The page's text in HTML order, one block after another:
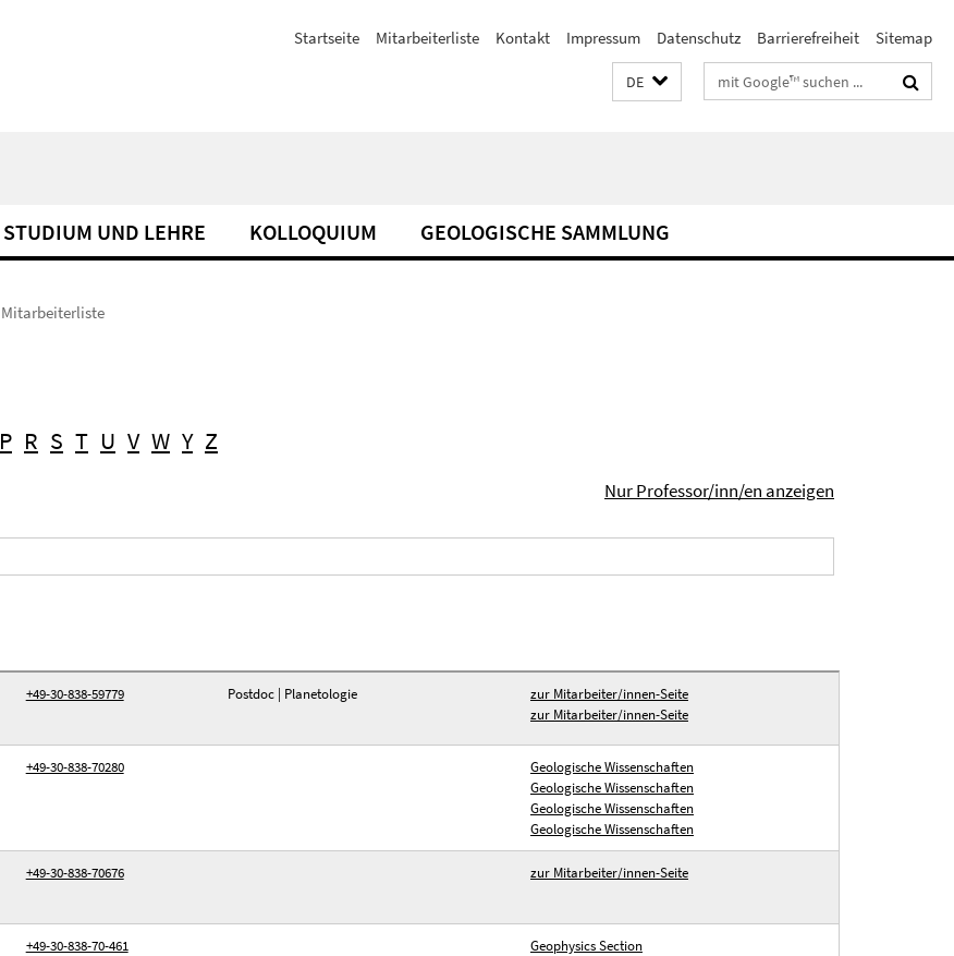
Startseite Mitarbeiterliste Kontakt Impressum Datenschutz Barrierefreiheit Sitemap
DE Suchbegriffe
STUDIUM UND LEHRE KOLLOQUIUM GEOLOGISCHE SAMMLUNG
Mitarbeiterliste
P R S T U V W Y Z
Nur Professor/inn/en anzeigen
+49-30-838-59779 Postdoc | Planetologie
zur Mitarbeiter/innen-Seite
zur Mitarbeiter/innen-Seite
+49-30-838-70280
Geologische Wissenschaften
Geologische Wissenschaften
Geologische Wissenschaften
Geologische Wissenschaften
+49-30-838-70676 zur Mitarbeiter/innen-Seite
+49-30-838-70-461
Geophysics Section